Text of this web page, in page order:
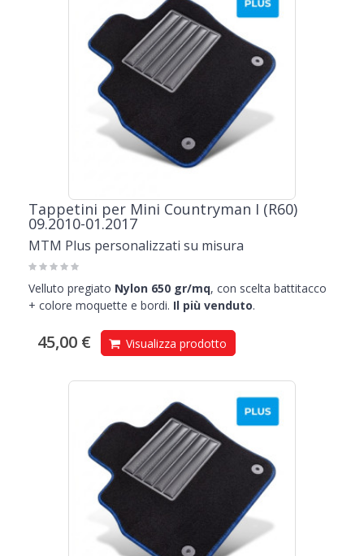
Tappetini per Mini Countryman I (R60)
09.2010-01.2017
MTM Plus personalizzati su misura
Velluto pregiato Nylon 650 gr/mq, con scelta battitacco
+ colore moquette e bordi. Il più venduto.
45,00 € Visualizza prodotto